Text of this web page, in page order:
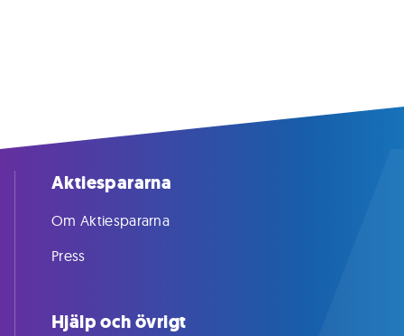
Aktiespararna
Om Aktiespararna
Press
Hjälp och övrigt